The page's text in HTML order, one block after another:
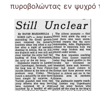
πυροβολώντας εν ψυχρό